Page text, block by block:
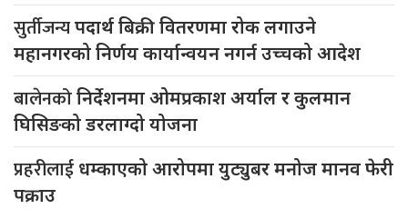
सुर्तीजन्यपदार्थ बिक्री वितरणमा रोक लगाउने
महानगरको निर्णय कार्यान्वयन नगर्न उच्चको आदेश
बालेनकोनिर्देशनमा ओमप्रकाश अर्याल र कुलमान
घिसिङको डरलाग्दो योजना
प्रहरीलाई धम्काएको आरोपमा युट्युबर मनोज मानव फेरी
पक्राउ